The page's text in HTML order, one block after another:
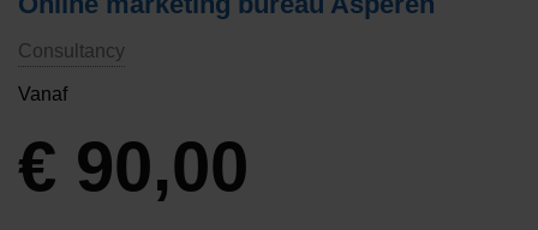
Consultancy
Vanaf
€ 90,00